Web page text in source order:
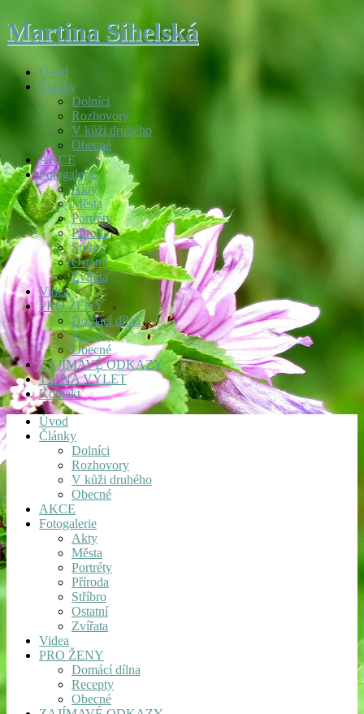
Martina Sihelská
Úvod
Články
Dolníci
Rozhovory
V kůži druhého
Obecné
AKCE
Fotogalerie
Akty
Města
Portréty
Příroda
Stříbro
Ostatní
Zvířata
Videa
PRO ŽENY
Domácí dílna
Recepty
Obecné
ZAJÍMAVÉ ODKAZY
TIP NA VÝLET
Kontakt
Úvod
Články
Dolníci
Rozhovory
V kůži druhého
Obecné
AKCE
Fotogalerie
Akty
Města
Portréty
Příroda
Stříbro
Ostatní
Zvířata
Videa
PRO ŽENY
Domácí dílna
Recepty
Obecné